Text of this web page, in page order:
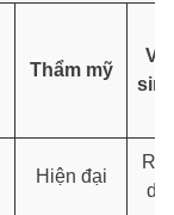
Thẩm mỹ
Vệ
Hiện đại
Rất
dễ